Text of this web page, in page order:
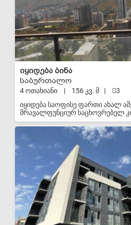
იყიდება ბინა
საბურთალო
4 ოთახიანი | 156 კვ. მ |
3
იყიდება საოფისე ფართი ახალ
მრავალფუნციურ საცხოვრებელ
"საბურთალო პალასი".
სრულად დასრულებულია და
კომპლექსს აქვს დახურული შიდა
სტადიონით. ასევე ემსახურება
კონსერჟის, 24 საათიანი დაცვითა
სერვისებით. ტერიტორია
კამერებით. შენობის სიმაღლისა
გამომდინარე ფართიდან იშლება
ქალაქზე. სართულიანობიდან
უზრუნველყოფილია
ლოფტებს და სადარბაზო, გარე
ელექტროენერგიის შეწყვეტის
ნაგებობა აღჭურვილია